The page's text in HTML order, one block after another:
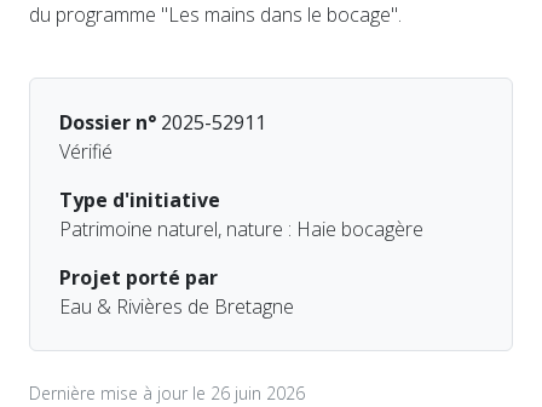
du programme "Les mains dans le bocage".
Dossier n° 2025-52911
Vérifié
Type d'initiative
Patrimoine naturel, nature : Haie bocagère
Projet porté par
Eau & Rivières de Bretagne
Dernière mise à jour le 26 juin 2026